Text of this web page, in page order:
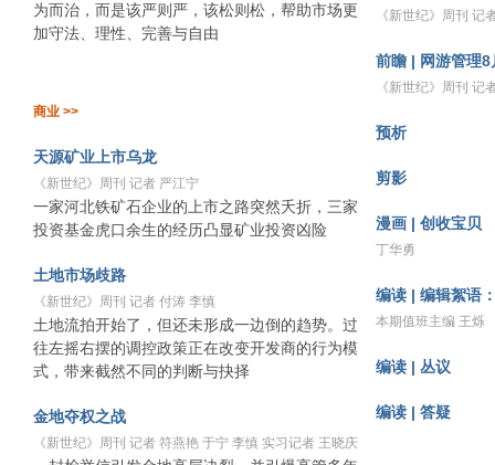
为而治，而是该严则严，该松则松，帮助市场更
加守法、理性、完善与自由
商业 >>
天源矿业上市乌龙
《新世纪》周刊 记者 严江宁
一家河北铁矿石企业的上市之路突然夭折，三家
投资基金虎口余生的经历凸显矿业投资凶险
土地市场歧路
《新世纪》周刊 记者 付涛 李慎
土地流拍开始了，但还未形成一边倒的趋势。过
往左摇右摆的调控政策正在改变开发商的行为模
式，带来截然不同的判断与抉择
金地夺权之战
《新世纪》周刊 记者 符燕艳 于宁 李慎 实习记者 王晓庆
《新世纪》周刊 记
前瞻 | 网游管理8
《新世纪》周刊 记
预析
剪影
漫画 | 创收宝贝
丁华勇
编读 | 编辑絮语
本期值班主编 王烁
编读 | 丛议
编读 | 答疑